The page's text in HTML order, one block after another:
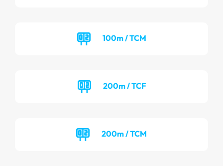
100m / TCM
200m / TCF
200m / TCM